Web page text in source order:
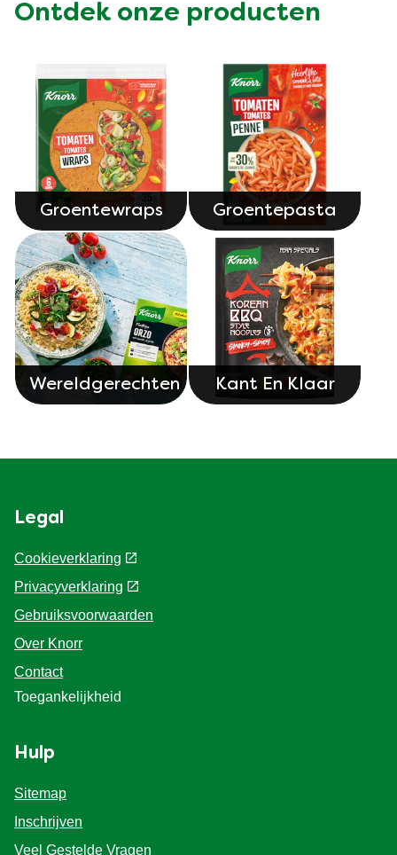
Ontdek onze producten
Groentewraps Groentepasta
Wereldgerechten Kant En Klaar
Legal
Cookieverklaring
Privacyverklaring
Cookie-instellingen
Gebruiksvoorwaarden
Over Knorr
Contact
Sitemap
Inschrijven